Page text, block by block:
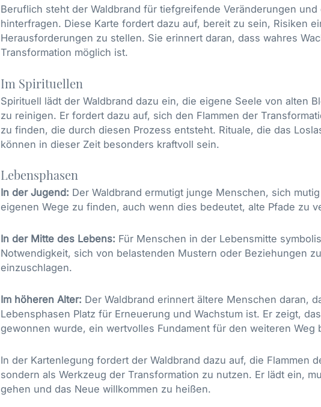
Beruflich steht der Waldbrand für tiefgreifende Veränderungen
hinterfragen. Diese Karte fordert dazu auf, bereit zu sein, Risiken
Herausforderungen zu stellen. Sie erinnert daran, dass wahres
Transformation möglich ist.
Im Spirituellen
Spirituell lädt der Waldbrand dazu ein, die eigene Seele von alten
zu reinigen. Er fordert dazu auf, sich den Flammen der
zu finden, die durch diesen Prozess entsteht. Rituale, die das
können in dieser Zeit besonders kraftvoll sein.
Lebensphasen
In der Jugend: Der Waldbrand ermutigt junge Menschen, sich
eigenen Wege zu finden, auch wenn dies bedeutet, alte Pfade zu
In der Mitte des Lebens: Für Menschen in der Lebensmitte
Notwendigkeit, sich von belastenden Mustern oder Beziehungen
einzuschlagen.
Im höheren Alter: Der Waldbrand erinnert ältere Menschen daran,
Lebensphasen Platz für Erneuerung und Wachstum ist. Er zeigt,
gewonnen wurde, ein wertvolles Fundament für den weiteren Weg
In der Kartenlegung fordert der Waldbrand dazu auf, die Flammen
sondern als Werkzeug der Transformation zu nutzen. Er lädt ein,
gehen und das Neue willkommen zu heißen.